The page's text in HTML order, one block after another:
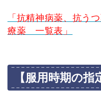
「抗精神病薬、抗う
療薬 一覧表」
【服用時期の指